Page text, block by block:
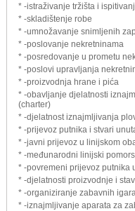
* -istraživanje tržišta i
* -skladištenje robe
* -umnožavanje snimljenih
* -poslovanje nekretninama
* -posredovanje u prometu
* -poslovi upravljanja
* -proizvodnja hrane i pića
* -obavljanje djelatnosti
(charter)
* -djelatnost iznajmljivanja
* -prijevoz putnika i stvari
* -javni prijevoz u linijskom
* -međunarodni linijski
* -povremeni prijevoz putnika
* -djelatnosti proizvodnje i
* -organiziranje zabavnih igara
* -iznajmljivanje aparata za